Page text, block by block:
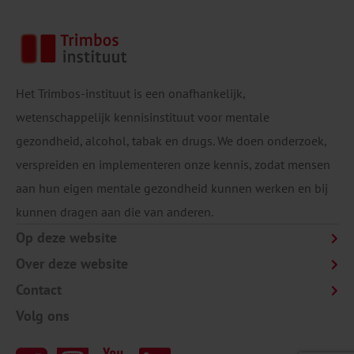
Het Trimbos-instituut is een onafhankelijk,
wetenschappelijk kennisinstituut voor mentale
gezondheid, alcohol, tabak en drugs. We doen onderzoek,
verspreiden en implementeren onze kennis, zodat mensen
aan hun eigen mentale gezondheid kunnen werken en bij
kunnen dragen aan die van anderen.
Op deze website
Over deze website
Contact
Volg ons